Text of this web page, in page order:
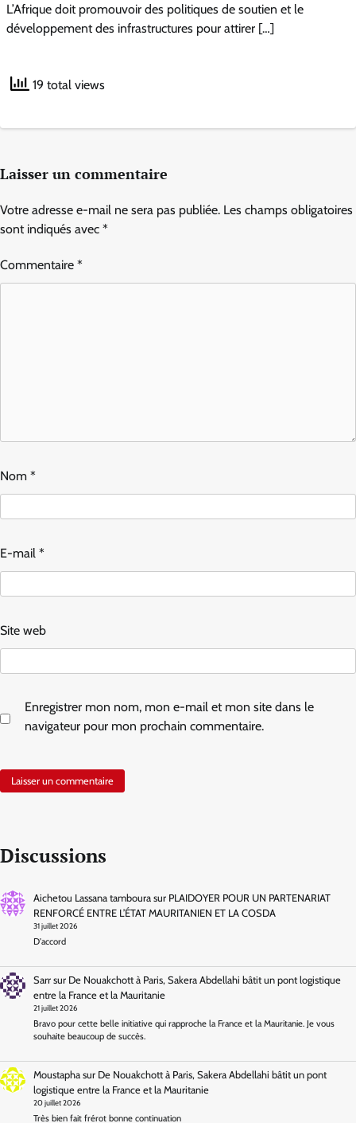
L’Afrique doit promouvoir des politiques de soutien et le
développement des infrastructures pour attirer […]
19 total views
Laisser un commentaire
Votre adresse e-mail ne sera pas publiée. Les champs obligatoires
sont indiqués avec *
Commentaire *
Nom *
E-mail *
Site web
Enregistrer mon nom, mon e-mail et mon site dans le
navigateur pour mon prochain commentaire.
Discussions
Aichetou Lassana tambourasur PLAIDOYER POUR UN PARTENARIAT
RENFORCÉ ENTRE L’ÉTAT MAURITANIEN ET LA COSDA
31 juillet 2026
D'accord
Sarrsur De Nouakchott à Paris, Sakera Abdellahi bâtit un pont logistique
entre la France et la Mauritanie
21 juillet 2026
Bravo pour cette belle initiative qui rapproche la France et la Mauritanie. Je vous
souhaite beaucoup de succès.
Moustaphasur De Nouakchott à Paris, Sakera Abdellahi bâtit un pont
logistique entre la France et la Mauritanie
20 juillet 2026
Très bien fait frérot bonne continuation